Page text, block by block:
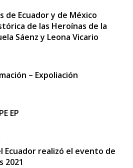
de Ecuador y de México
de las Heroínas de la
Sáenz y Leona Vicario
– Expoliación
EP
Ecuador realizó el evento de
2021